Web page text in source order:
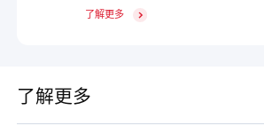
了解更多
了解更多